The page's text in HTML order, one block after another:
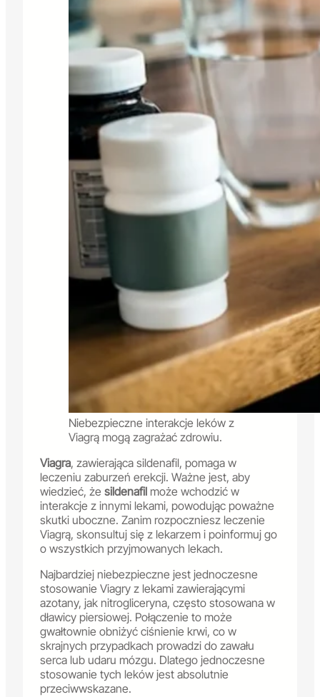
Niebezpieczne interakcje leków z
Viagrą mogą zagrażać zdrowiu.
Viagra, zawierająca sildenafil, pomaga w
leczeniu zaburzeń erekcji. Ważne jest, aby
wiedzieć, że sildenafil może wchodzić w
interakcje z innymi lekami, powodując poważne
skutki uboczne. Zanim rozpoczniesz leczenie
Viagrą, skonsultuj się z lekarzem i poinformuj go
o wszystkich przyjmowanych lekach.
Najbardziej niebezpieczne jest jednoczesne
stosowanie Viagry z lekami zawierającymi
azotany, jak nitrogliceryna, często stosowana w
dławicy piersiowej. Połączenie to może
gwałtownie obniżyć ciśnienie krwi, co w
skrajnych przypadkach prowadzi do zawału
serca lub udaru mózgu. Dlatego jednoczesne
stosowanie tych leków jest absolutnie
przeciwwskazane.